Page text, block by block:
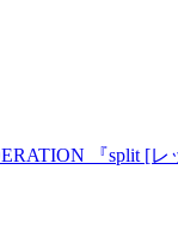
『split [